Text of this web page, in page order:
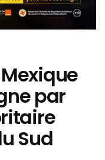
par
Sud